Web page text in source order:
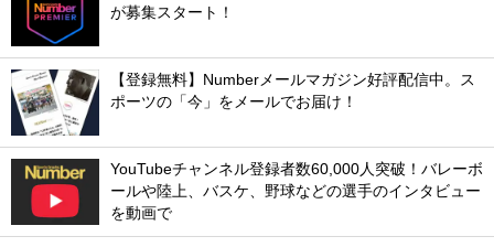
が募集スタート！
【登録無料】Numberメールマガジン好評配信中。ス
ポーツの「今」をメールでお届け！
YouTubeチャンネル登録者数60,000人突破！バレーボ
ールや陸上、バスケ、野球などの選手のインタビュー
を動画で